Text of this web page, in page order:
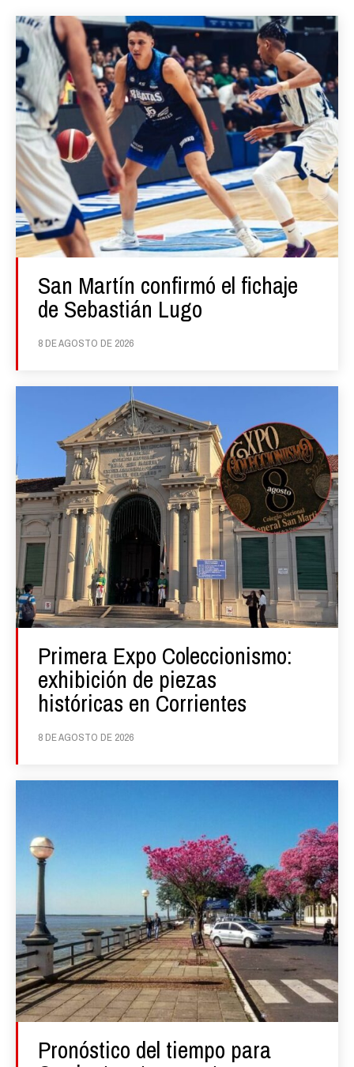
San Martín confirmó el fichaje
de Sebastián Lugo
8 DE AGOSTO DE 2026
Primera Expo Coleccionismo:
exhibición de piezas
históricas en Corrientes
8 DE AGOSTO DE 2026
Pronóstico del tiempo para